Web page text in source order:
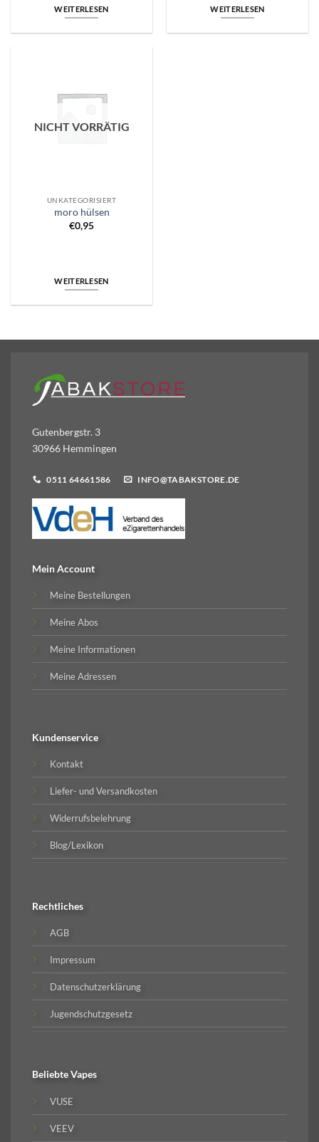
WEITERLESEN WEITERLESEN
NICHT VORRÄTIG
UNKATEGORISIERT
moro hülsen
€0,95
WEITERLESEN
Gutenbergstr. 3
30966 Hemmingen
0511 64661586 INFO@TABAKSTORE.DE
Mein Account
Meine Bestellungen
Meine Abos
Meine Informationen
Meine Adressen
Kundenservice
Kontakt
Liefer- und Versandkosten
Widerrufsbelehrung
Blog/Lexikon
Rechtliches
AGB
Impressum
Datenschutzerklärung
Jugendschutzgesetz
BeliebteVapes
VUSE
VEEV